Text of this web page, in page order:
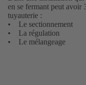
en se fermant peut avoir
tuyauterie :
• Le sectionnement
• La régulation
• Le mélangeage